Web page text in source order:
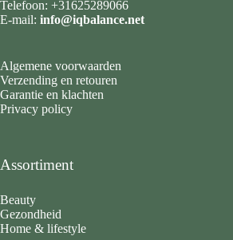
Telefoon: +31625289066
E-mail: info@iqbalance.net
Algemene voorwaarden
Verzending en retouren
Garantie en klachten
Privacy policy
Assortiment
Beauty
Gezondheid
Home & lifestyle